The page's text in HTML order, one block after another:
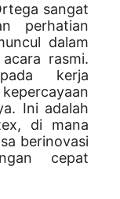
sangat
perhatian
dalam
rasmi.
kerja
Ini adalah
di mana
berinovasi
cepat